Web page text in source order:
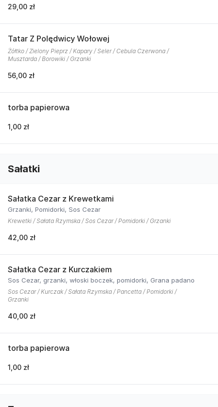
29,00 zł
Tatar Z Polędwicy Wołowej
Żółtko / Zielony Pieprz / Kapary / Seler / Cebula Czerwona /
Musztarda / Borowiki / Grzanki
56,00 zł
torba papierowa
1,00 zł
Sałatki
Sałatka Cezar z Krewetkami
Grzanki, Pomidorki, Sos Cezar
Krewetki / Sałata Rzymska / Sos Cezar / Pomidorki / Grzanki
42,00 zł
Sałatka Cezar z Kurczakiem
Sos Cezar, grzanki, włoski boczek, pomidorki, Grana padano
Sos Cezar / Kurczak / Sałata Rzymska / Pancetta / Pomidorki /
Grzanki
40,00 zł
torba papierowa
1,00 zł